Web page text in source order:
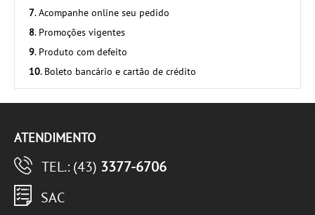
7. Acompanhe online seu pedido
8. Promoções vigentes
9. Produto com defeito
10. Boleto bancário e cartão de crédito
ATENDIMENTO
TEL.: (43) 3377-6706
SAC